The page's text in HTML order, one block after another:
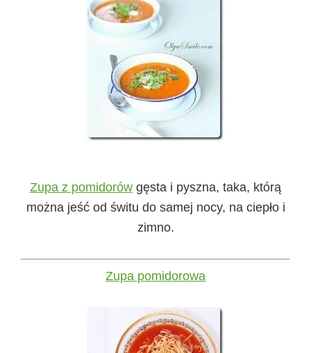
Zupa z pomidorów gęsta i pyszna, taka, którą
można jeść od świtu do samej nocy, na ciepło i
zimno.
Zupa pomidorowa